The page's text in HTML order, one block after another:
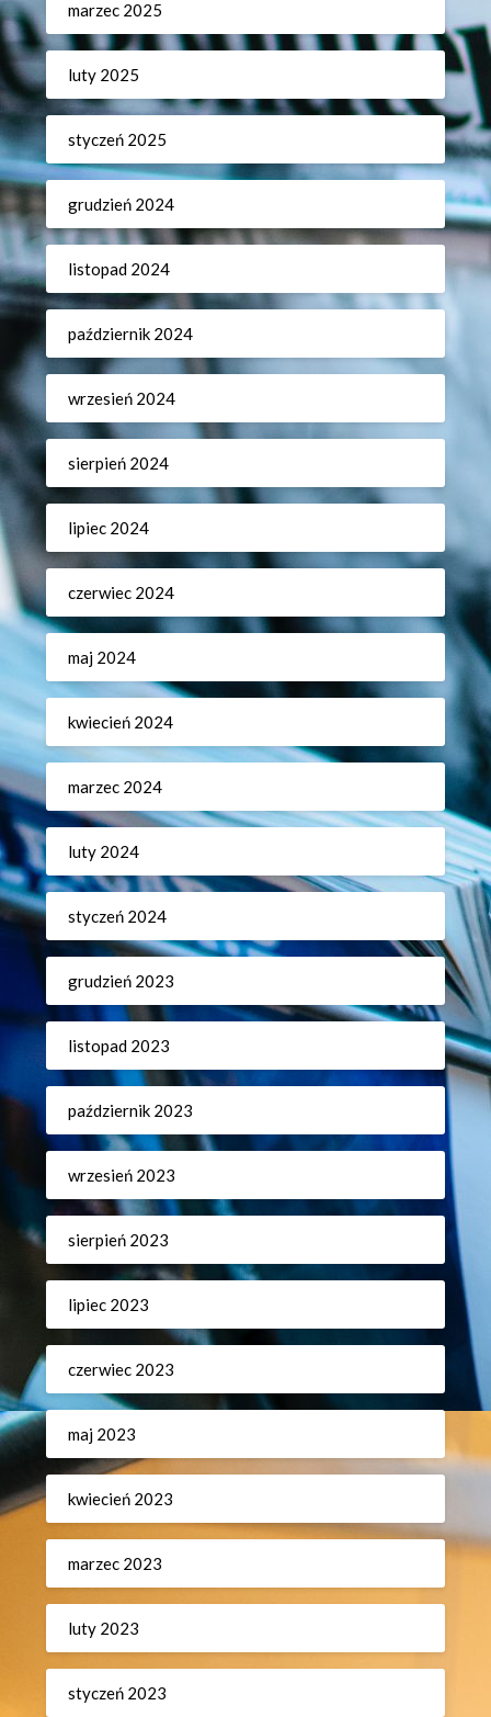
marzec 2025
luty 2025
styczeń 2025
grudzień 2024
listopad 2024
październik 2024
wrzesień 2024
sierpień 2024
lipiec 2024
czerwiec 2024
maj 2024
kwiecień 2024
marzec 2024
luty 2024
styczeń 2024
grudzień 2023
listopad 2023
październik 2023
wrzesień 2023
sierpień 2023
lipiec 2023
czerwiec 2023
maj 2023
kwiecień 2023
marzec 2023
luty 2023
styczeń 2023